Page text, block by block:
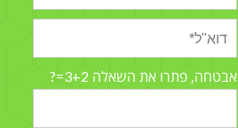
אבטחה, פתרו את השאלה 3+2=?